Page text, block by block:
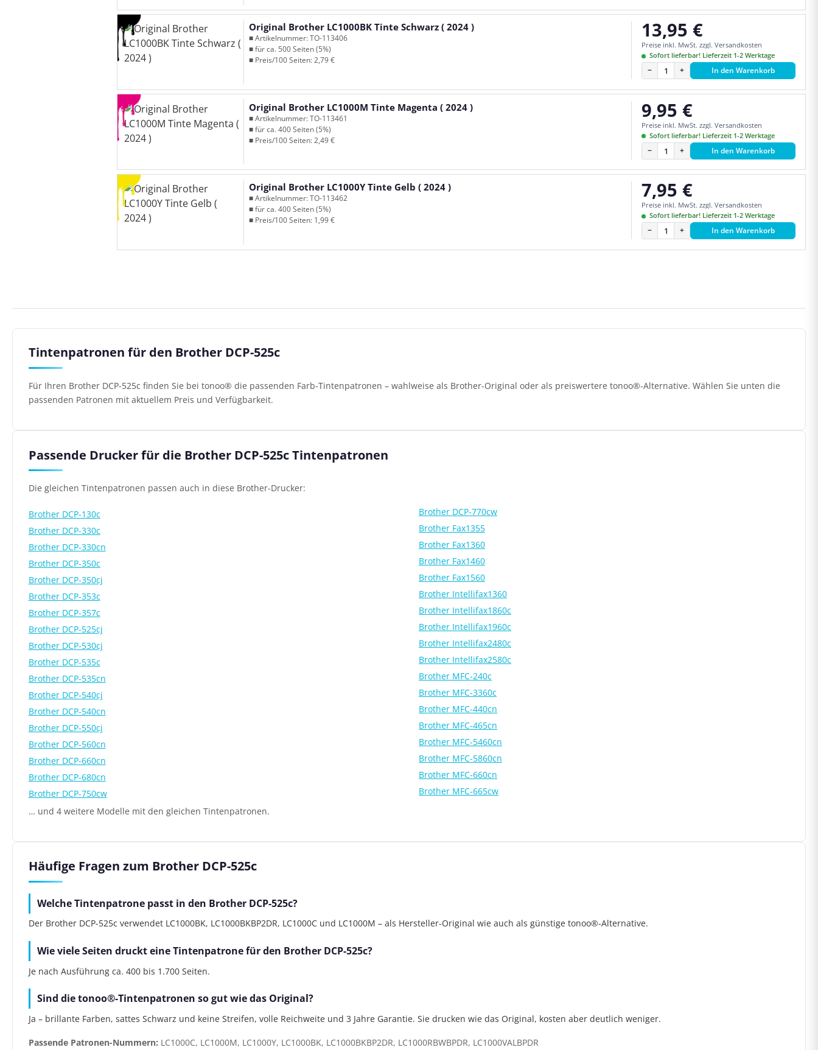
Original Brother LC1000BK Tinte Schwarz ( 2024 )
■ Artikelnummer: TO-113406
■ für ca. 500 Seiten (5%)
■ Preis/100 Seiten: 2,79 €
Regulärer Preis:
13,95 €
Preise inkl. MwSt. zzgl. Versandkosten
Sofort lieferbar! Lieferzeit 1-2 Werktage
− + In den Warenkorb
Original Brother LC1000M Tinte Magenta ( 2024 )
■ Artikelnummer: TO-113461
■ für ca. 400 Seiten (5%)
■ Preis/100 Seiten: 2,49 €
Regulärer Preis:
9,95 €
Preise inkl. MwSt. zzgl. Versandkosten
Sofort lieferbar! Lieferzeit 1-2 Werktage
− + In den Warenkorb
Original Brother LC1000Y Tinte Gelb ( 2024 )
■ Artikelnummer: TO-113462
■ für ca. 400 Seiten (5%)
■ Preis/100 Seiten: 1,99 €
Regulärer Preis:
7,95 €
Preise inkl. MwSt. zzgl. Versandkosten
Sofort lieferbar! Lieferzeit 1-2 Werktage
− + In den Warenkorb
Tintenpatronen für den Brother DCP-525c
Für Ihren Brother DCP-525c finden Sie bei tonoo® die passenden Farb-Tintenpatronen – wahlweise als Brother-Original oder als preiswertere tonoo®-Alternative. Wählen Sie unten die
passenden Patronen mit aktuellem Preis und Verfügbarkeit.
Passende Drucker für die Brother DCP-525c Tintenpatronen
Die gleichen Tintenpatronen passen auch in diese Brother-Drucker:
Brother DCP-130c
Brother DCP-330c
Brother DCP-330cn
Brother DCP-350c
Brother DCP-350cj
Brother DCP-353c
Brother DCP-357c
Brother DCP-525cj
Brother DCP-530cj
Brother DCP-535c
Brother DCP-535cn
Brother DCP-540cj
Brother DCP-540cn
Brother DCP-550cj
Brother DCP-560cn
Brother DCP-660cn
Brother DCP-680cn
Brother DCP-750cw
Brother DCP-770cw
Brother Fax1355
Brother Fax1360
Brother Fax1460
Brother Fax1560
Brother Intellifax1360
Brother Intellifax1860c
Brother Intellifax1960c
Brother Intellifax2480c
Brother Intellifax2580c
Brother MFC-240c
Brother MFC-3360c
Brother MFC-440cn
Brother MFC-465cn
Brother MFC-5460cn
Brother MFC-5860cn
Brother MFC-660cn
Brother MFC-665cw
… und 4 weitere Modelle mit den gleichen Tintenpatronen.
Häufige Fragen zum Brother DCP-525c
Welche Tintenpatrone passt in den Brother DCP-525c?
Der Brother DCP-525c verwendet LC1000BK, LC1000BKBP2DR, LC1000C und LC1000M – als Hersteller-Original wie auch als günstige tonoo®-Alternative.
Wie viele Seiten druckt eine Tintenpatrone für den Brother DCP-525c?
Je nach Ausführung ca. 400 bis 1.700 Seiten.
Sind die tonoo®-Tintenpatronen so gut wie das Original?
Ja – brillante Farben, sattes Schwarz und keine Streifen, volle Reichweite und 3 Jahre Garantie. Sie drucken wie das Original, kosten aber deutlich weniger.
Passende Patronen-Nummern: LC1000C, LC1000M, LC1000Y, LC1000BK, LC1000BKBP2DR, LC1000RBWBPDR, LC1000VALBPDR